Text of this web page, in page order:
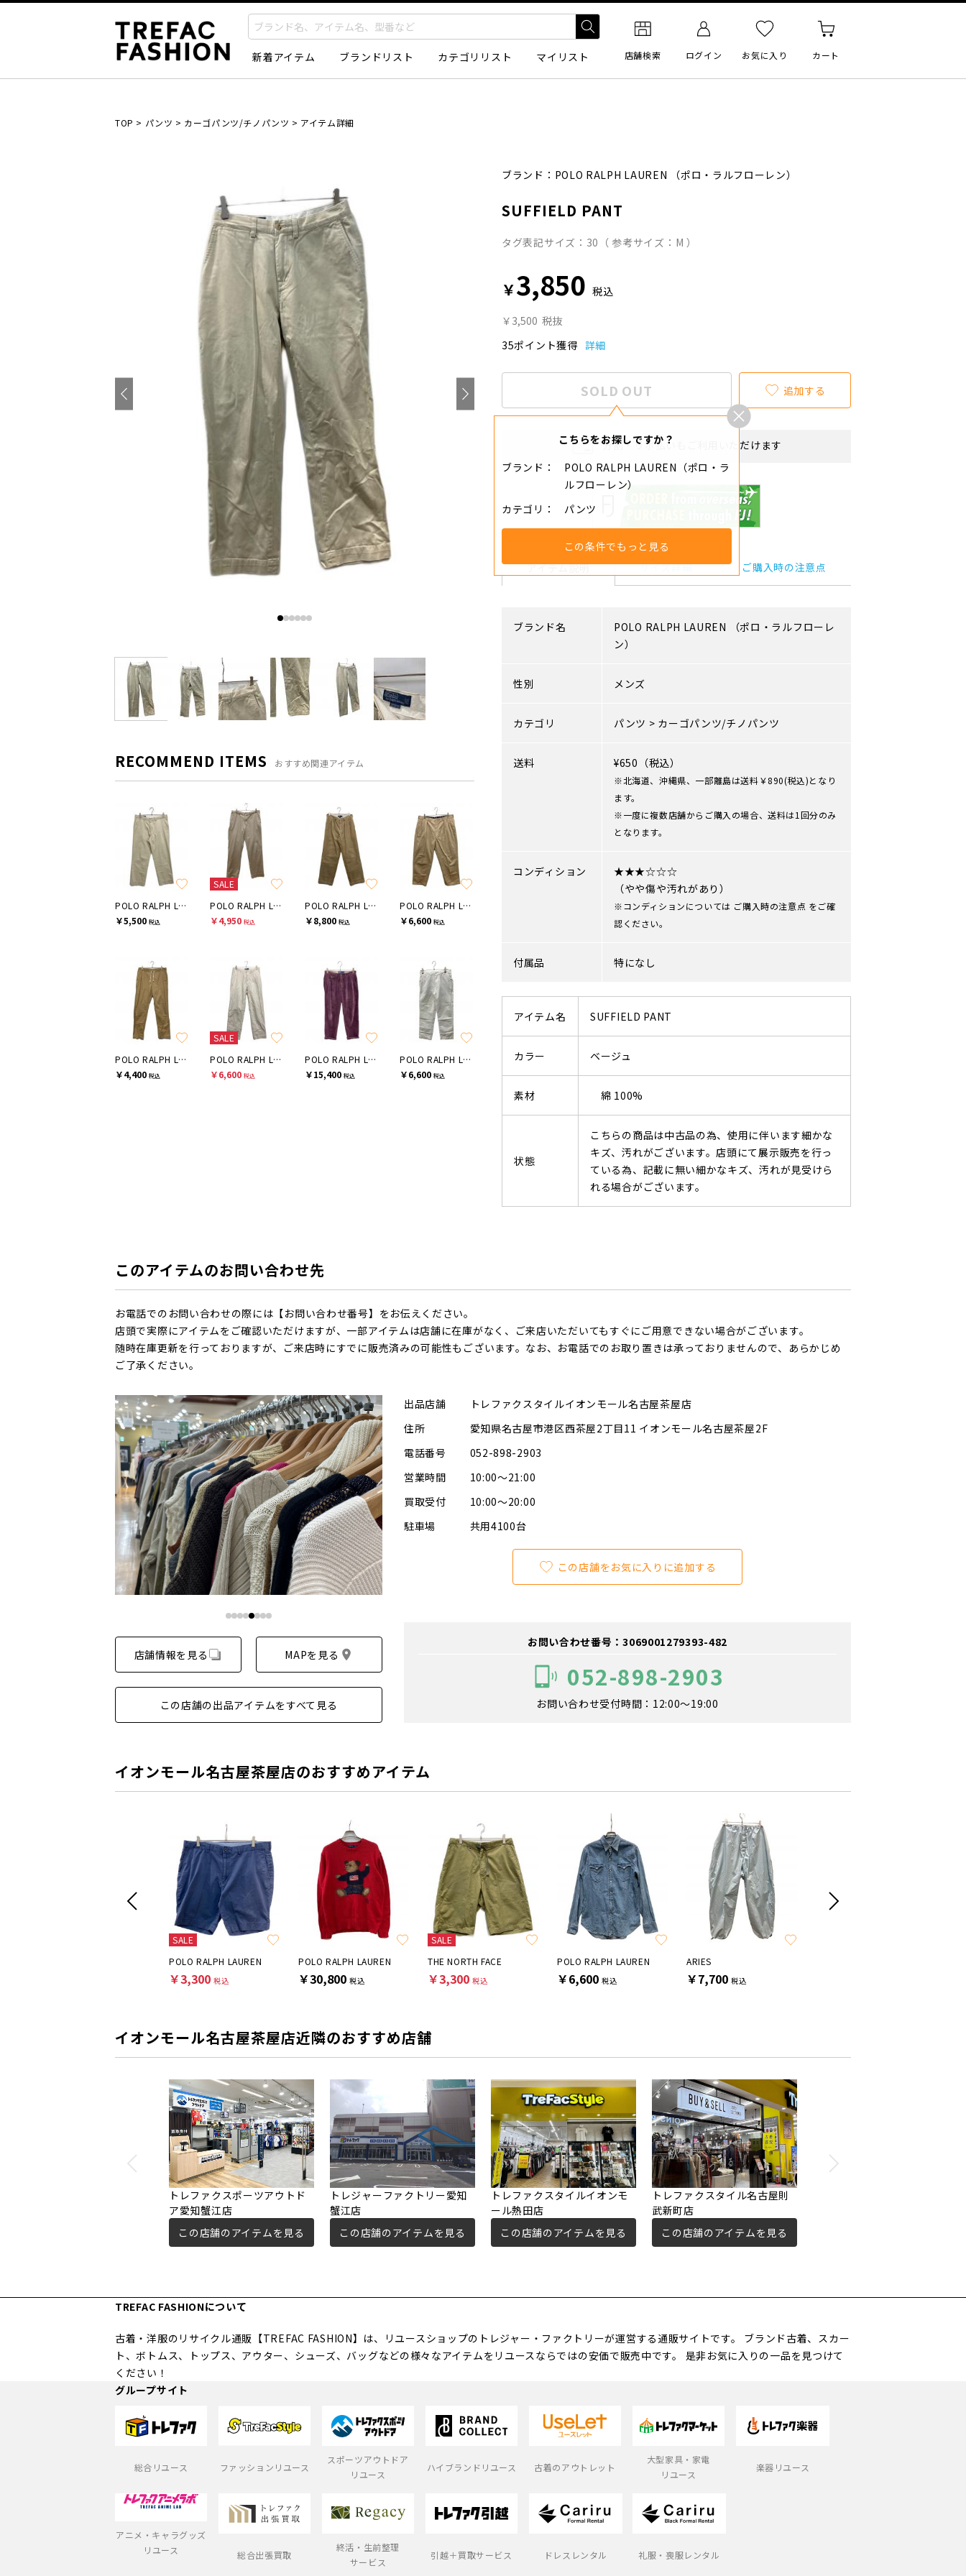
新着アイテム ブランドリスト カテゴリリスト マイリスト 店舗検索 ログイン お気に入り カート
TOP > パンツ > カーゴパンツ/チノパンツ > アイテム詳細
RECOMMEND ITEMS おすすめ関連アイテム
POLO RALPH LAUREN
￥5,500 税込
SALE
POLO RALPH LAUREN
￥4,950 税込
POLO RALPH LAUREN
￥8,800 税込
POLO RALPH LAUREN
￥6,600 税込
POLO RALPH LAUREN
￥4,400 税込
SALE
POLO RALPH LAUREN
￥6,600 税込
POLO RALPH LAUREN
￥15,400 税込
POLO RALPH LAUREN
￥6,600 税込
ブランド： POLO RALPH LAUREN （ポロ・ラルフローレン）
SUFFIELD PANT
タグ表記サイズ：30（ 参考サイズ：M ）
￥3,850 税込
￥3,500 税抜
35ポイント獲得 詳細
SOLD OUT
こちらをお探しですか？
ブランド
POLO RALPH LAUREN（ポロ・ラ
ルフローレン）
カテゴリ
パンツ
この条件でもっと見る
追加する
分割・リボ払いもご利用いただけます
アイテム説明 サイズ詳細 ご購入時の注意点
ブランド名 POLO RALPH LAUREN （ポロ・ラルフローレ
ン）
性別 メンズ
カテゴリ パンツ > カーゴパンツ/チノパンツ
送料 ¥650（税込）
※北海道、沖縄県、一部離島は送料￥890(税込)となり
ます。
※一度に複数店舗からご購入の場合、送料は1回分のみ
となります。
コンディション
★★★☆☆☆
（やや傷や汚れがあり）
※コンディションについては ご購入時の注意点 をご確
認ください。
付属品 特になし
アイテム名 SUFFIELD PANT
カラー ベージュ
素材 綿 100%
状態
こちらの商品は中古品の為、使用に伴います細かな
キズ、汚れがございます。店頭にて展示販売を行っ
ている為、記載に無い細かなキズ、汚れが見受けら
れる場合がございます。
このアイテムのお問い合わせ先
お電話でのお問い合わせの際には【お問い合わせ番号】をお伝えください。
店頭で実際にアイテムをご確認いただけますが、一部アイテムは店舗に在庫がなく、ご来店いただいてもすぐにご用意できない場合がございます。
随時在庫更新を行っておりますが、ご来店時にすでに販売済みの可能性もございます。なお、お電話でのお取り置きは承っておりませんので、あらかじめ
ご了承ください。
店舗情報を見る MAPを見る
この店舗の出品アイテムをすべて見る
出品店舗
トレファクスタイルイオンモール名古屋茶屋店
住所
愛知県名古屋市港区西茶屋2丁目11 イオンモール名古屋茶屋2F
電話番号
052-898-2903
営業時間
10:00～21:00
買取受付
10:00～20:00
駐車場
共用4100台
この店舗をお気に入りに追加する
お問い合わせ番号：3069001279393-482
052-898-2903
お問い合わせ受付時間：12:00～19:00
イオンモール名古屋茶屋店のおすすめアイテム
SALE
POLO RALPH LAUREN
￥3,300 税込
POLO RALPH LAUREN
￥30,800 税込
SALE
THE NORTH FACE
￥3,300 税込
POLO RALPH LAUREN
￥6,600 税込
ARIES
￥7,700 税込
イオンモール名古屋茶屋店近隣のおすすめ店舗
トレファクスポーツアウトド
ア愛知蟹江店
この店舗のアイテムを見る
トレジャーファクトリー愛知
蟹江店
この店舗のアイテムを見る
トレファクスタイルイオンモ
ール熱田店
この店舗のアイテムを見る
トレファクスタイル名古屋則
武新町店
この店舗のアイテムを見る
TREFAC FASHIONについて
古着・洋服のリサイクル通販【TREFAC FASHION】は、リユースショップのトレジャー・ファクトリーが運営する通販サイトです。 ブランド古着、スカー
ト、ボトムス、トップス、アウター、シューズ、バッグなどの様々なアイテムをリユースならではの安価で販売中です。 是非お気に入りの一品を見つけて
ください！
グループサイト
総合リユース ファッションリユース
スポーツアウトドア
リユース
ハイブランドリユース 古着のアウトレット
大型家具・家電
リユース
楽器リユース
アニメ・キャラグッズ
リユース
総合出張買取
終活・生前整理
サービス
引越＋買取サービス ドレスレンタル 礼服・喪服レンタル